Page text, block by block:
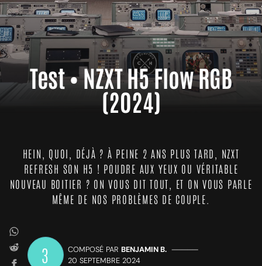
Test • NZXT H5 Flow RGB
(2024)
HEIN, QUOI, DÉJÀ ? À PEINE 2 ANS PLUS TARD, NZXT
REFRESH SON H5 ! POUDRE AUX YEUX OU VÉRITABLE
NOUVEAU BOITIER ? ON VOUS DIT TOUT, ET ON VOUS PARLE
MÊME DE NOS PROBLÈMES DE COUPLE.
3 COMPOSÉ PAR BENJAMIN B. —————
20 SEPTEMBRE 2024